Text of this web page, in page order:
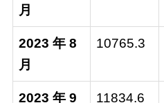
月
2023 年 8
月
10765.3
2023 年 9
11834.6